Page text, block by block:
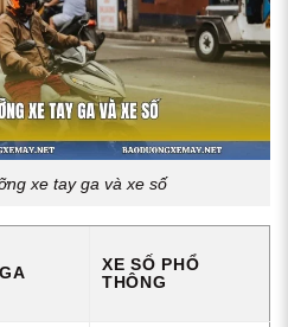
xe tay ga và xe số
XE SỐ PHỔ
THÔNG